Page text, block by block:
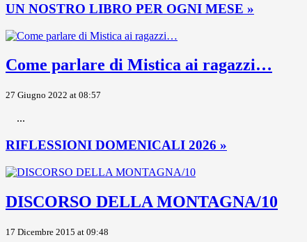
UN NOSTRO LIBRO PER OGNI MESE »
Come parlare di Mistica ai ragazzi…
27 Giugno 2022 at 08:57
...
RIFLESSIONI DOMENICALI 2026 »
DISCORSO DELLA MONTAGNA/10
17 Dicembre 2015 at 09:48